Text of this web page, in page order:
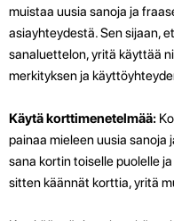
muistaa uusia sanoja ja
asiayhteydestä. Sen sijaan,
sanaluettelon, yritä käyttää
merkityksen ja
Käytä korttimenetelmää:
painaa mieleen uusia sanoja
sana kortin toiselle puolelle
sitten käännät korttia, yritä